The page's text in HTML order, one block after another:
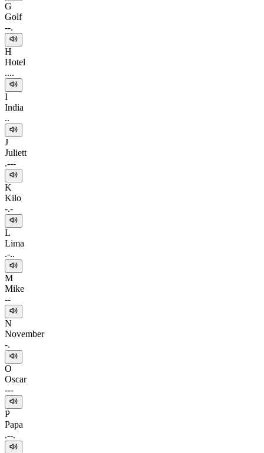
G
Golf
--.
H
Hotel
....
I
India
..
J
Juliett
.---
K
Kilo
-.-
L
Lima
.-..
M
Mike
--
N
November
-.
O
Oscar
---
P
Papa
.--.